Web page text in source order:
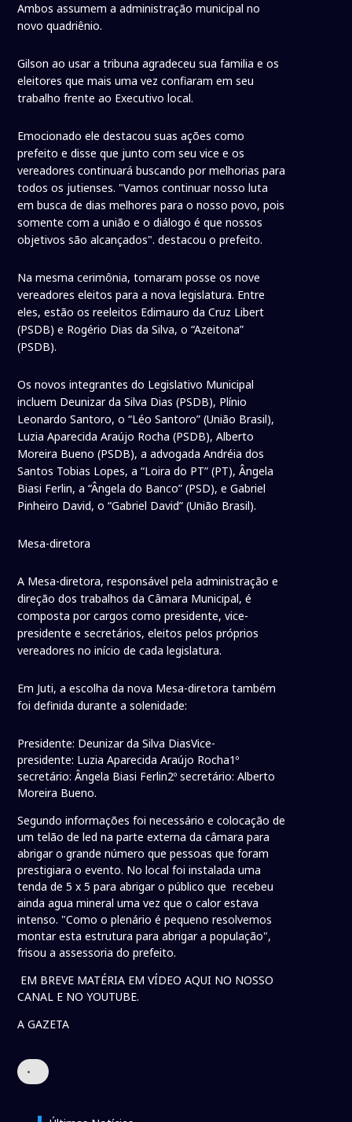
Ambos assumem a administração municipal no
novo quadriênio.
Gilson ao usar a tribuna agradeceu sua familia e os
eleitores que mais uma vez confiaram em seu
trabalho frente ao Executivo local.
Emocionado ele destacou suas ações como
prefeito e disse que junto com seu vice e os
vereadores continuará buscando por melhorias para
todos os jutienses. "Vamos continuar nosso luta
em busca de dias melhores para o nosso povo, pois
somente com a união e o diálogo é que nossos
objetivos são alcançados". destacou o prefeito.
Na mesma cerimônia, tomaram posse os nove
vereadores eleitos para a nova legislatura. Entre
eles, estão os reeleitos Edimauro da Cruz Libert
(PSDB) e Rogério Dias da Silva, o “Azeitona”
(PSDB).
Os novos integrantes do Legislativo Municipal
incluem Deunizar da Silva Dias (PSDB), Plínio
Leonardo Santoro, o “Léo Santoro” (União Brasil),
Luzia Aparecida Araújo Rocha (PSDB), Alberto
Moreira Bueno (PSDB), a advogada Andréia dos
Santos Tobias Lopes, a “Loira do PT” (PT), Ângela
Biasi Ferlin, a “Ângela do Banco” (PSD), e Gabriel
Pinheiro David, o “Gabriel David” (União Brasil).
Mesa-diretora
A Mesa-diretora, responsável pela administração e
direção dos trabalhos da Câmara Municipal, é
composta por cargos como presidente, vice-
presidente e secretários, eleitos pelos próprios
vereadores no início de cada legislatura.
Em Juti, a escolha da nova Mesa-diretora também
foi definida durante a solenidade:
Presidente: Deunizar da Silva DiasVice-
presidente: Luzia Aparecida Araújo Rocha1º
secretário: Ângela Biasi Ferlin2º secretário: Alberto
Moreira Bueno.
Segundo informações foi necessário e colocação de
um telão de led na parte externa da câmara para
abrigar o grande número que pessoas que foram
prestigiara o evento. No local foi instalada uma
tenda de 5 x 5 para abrigar o público que recebeu
ainda agua mineral uma vez que o calor estava
intenso. "Como o plenário é pequeno resolvemos
montar esta estrutura para abrigar a população",
frisou a assessoria do prefeito.
EM BREVE MATÉRIA EM VÍDEO AQUI NO NOSSO
CANAL E NO YOUTUBE.
A GAZETA
•